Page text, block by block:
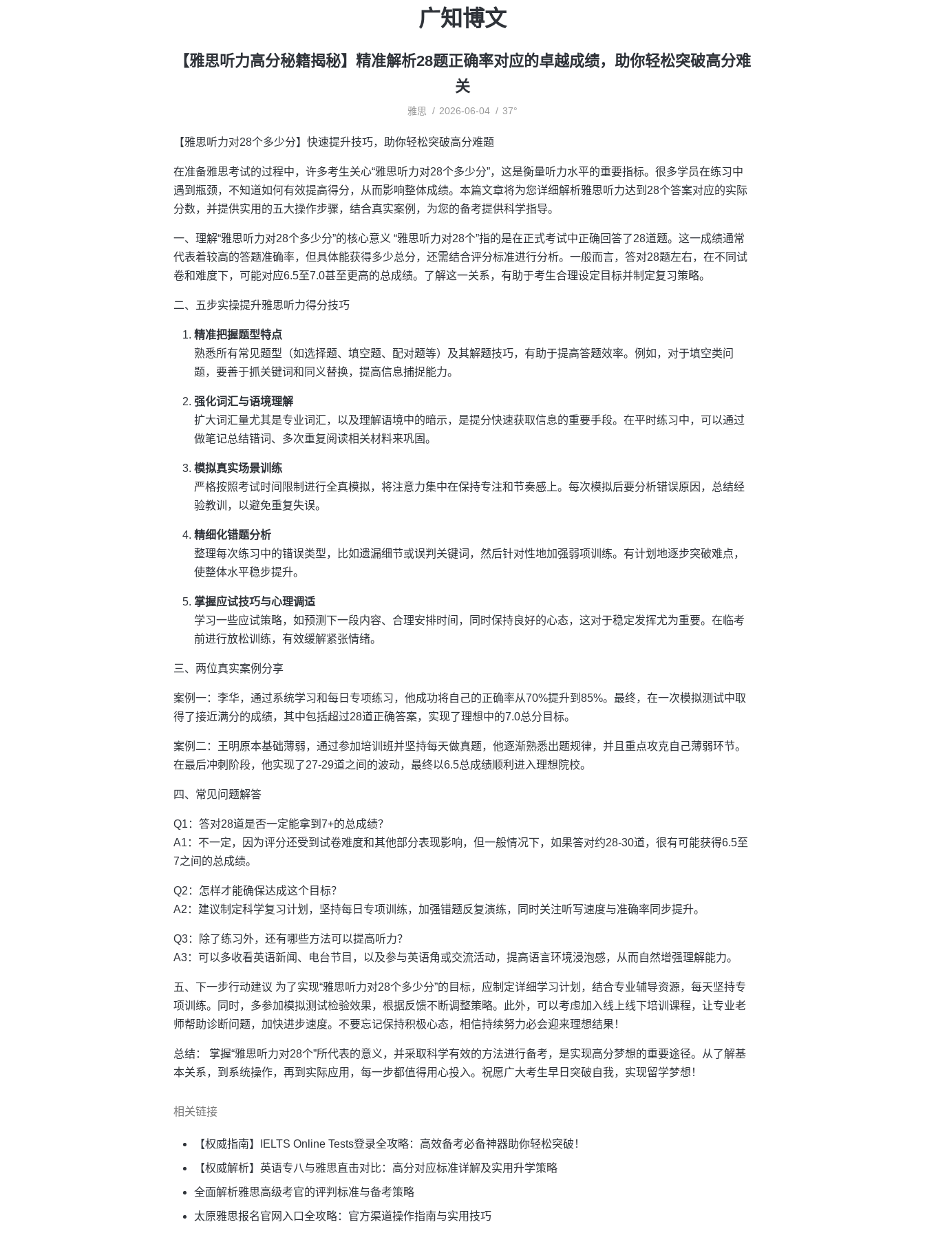
广知博文
【雅思听力高分秘籍揭秘】精准解析28题正确率对应的卓越成绩，助你轻松突破高分难
关
雅思 2026-06-04 37°
【雅思听力对28个多少分】快速提升技巧，助你轻松突破高分难题
在准备雅思考试的过程中，许多考生关心“雅思听力对28个多少分”，这是衡量听力水平的重要指标。很多学员在练习中
遇到瓶颈，不知道如何有效提高得分，从而影响整体成绩。本篇文章将为您详细解析雅思听力达到28个答案对应的实际
分数，并提供实用的五大操作步骤，结合真实案例，为您的备考提供科学指导。
一、理解“雅思听力对28个多少分”的核心意义 “雅思听力对28个”指的是在正式考试中正确回答了28道题。这一成绩通常
代表着较高的答题准确率，但具体能获得多少总分，还需结合评分标准进行分析。一般而言，答对28题左右，在不同试
卷和难度下，可能对应6.5至7.0甚至更高的总成绩。了解这一关系，有助于考生合理设定目标并制定复习策略。
二、五步实操提升雅思听力得分技巧
精准把握题型特点
熟悉所有常见题型（如选择题、填空题、配对题等）及其解题技巧，有助于提高答题效率。例如，对于填空类问
题，要善于抓关键词和同义替换，提高信息捕捉能力。
强化词汇与语境理解
扩大词汇量尤其是专业词汇，以及理解语境中的暗示，是提分快速获取信息的重要手段。在平时练习中，可以通过
做笔记总结错词、多次重复阅读相关材料来巩固。
模拟真实场景训练
严格按照考试时间限制进行全真模拟，将注意力集中在保持专注和节奏感上。每次模拟后要分析错误原因，总结经
验教训，以避免重复失误。
精细化错题分析
整理每次练习中的错误类型，比如遗漏细节或误判关键词，然后针对性地加强弱项训练。有计划地逐步突破难点，
使整体水平稳步提升。
掌握应试技巧与心理调适
学习一些应试策略，如预测下一段内容、合理安排时间，同时保持良好的心态，这对于稳定发挥尤为重要。在临考
前进行放松训练，有效缓解紧张情绪。
三、两位真实案例分享
案例一：李华，通过系统学习和每日专项练习，他成功将自己的正确率从70%提升到85%。最终，在一次模拟测试中取
得了接近满分的成绩，其中包括超过28道正确答案，实现了理想中的7.0总分目标。
案例二：王明原本基础薄弱，通过参加培训班并坚持每天做真题，他逐渐熟悉出题规律，并且重点攻克自己薄弱环节。
在最后冲刺阶段，他实现了27-29道之间的波动，最终以6.5总成绩顺利进入理想院校。
四、常见问题解答
Q1：答对28道是否一定能拿到7+的总成绩？
A1：不一定，因为评分还受到试卷难度和其他部分表现影响，但一般情况下，如果答对约28-30道，很有可能获得6.5至
7之间的总成绩。
Q2：怎样才能确保达成这个目标？
A2：建议制定科学复习计划，坚持每日专项训练，加强错题反复演练，同时关注听写速度与准确率同步提升。
Q3：除了练习外，还有哪些方法可以提高听力？
A3：可以多收看英语新闻、电台节目，以及参与英语角或交流活动，提高语言环境浸泡感，从而自然增强理解能力。
五、下一步行动建议 为了实现“雅思听力对28个多少分”的目标，应制定详细学习计划，结合专业辅导资源，每天坚持专
项训练。同时，多参加模拟测试检验效果，根据反馈不断调整策略。此外，可以考虑加入线上线下培训课程，让专业老
师帮助诊断问题，加快进步速度。不要忘记保持积极心态，相信持续努力必会迎来理想结果！
总结： 掌握“雅思听力对28个”所代表的意义，并采取科学有效的方法进行备考，是实现高分梦想的重要途径。从了解基
本关系，到系统操作，再到实际应用，每一步都值得用心投入。祝愿广大考生早日突破自我，实现留学梦想！
相关链接
【权威指南】IELTS Online Tests登录全攻略：高效备考必备神器助你轻松突破！
【权威解析】英语专八与雅思直击对比：高分对应标准详解及实用升学策略
全面解析雅思高级考官的评判标准与备考策略
太原雅思报名官网入口全攻略：官方渠道操作指南与实用技巧